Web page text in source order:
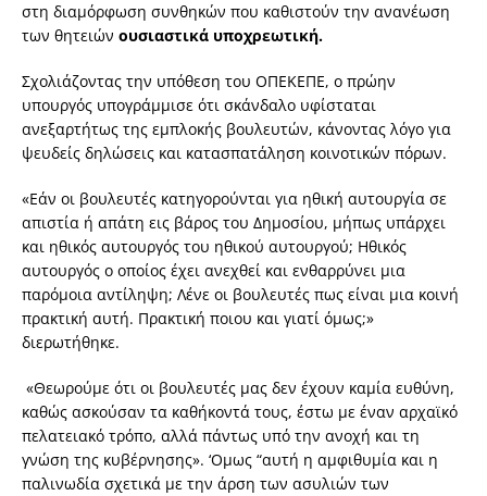
στη διαμόρφωση συνθηκών που καθιστούν την ανανέωση
των θητειών ουσιαστικά υποχρεωτική.
Σχολιάζοντας την υπόθεση του ΟΠΕΚΕΠΕ, ο πρώην
υπουργός υπογράμμισε ότι σκάνδαλο υφίσταται
ανεξαρτήτως της εμπλοκής βουλευτών, κάνοντας λόγο για
ψευδείς δηλώσεις και κατασπατάληση κοινοτικών πόρων.
«Εάν οι βουλευτές κατηγορούνται για ηθική αυτουργία σε
απιστία ή απάτη εις βάρος του Δημοσίου, μήπως υπάρχει
και ηθικός αυτουργός του ηθικού αυτουργού; Ηθικός
αυτουργός ο οποίος έχει ανεχθεί και ενθαρρύνει μια
παρόμοια αντίληψη; Λένε οι βουλευτές πως είναι μια κοινή
πρακτική αυτή. Πρακτική ποιου και γιατί όμως;»
διερωτήθηκε.
«Θεωρούμε ότι οι βουλευτές μας δεν έχουν καμία ευθύνη,
καθώς ασκούσαν τα καθήκοντά τους, έστω με έναν αρχαϊκό
πελατειακό τρόπο, αλλά πάντως υπό την ανοχή και τη
γνώση της κυβέρνησης». ‘Ομως “αυτή η αμφιθυμία και η
παλινωδία σχετικά με την άρση των ασυλιών των